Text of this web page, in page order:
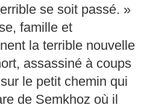
se soit passé. »
famille et
la terrible nouvelle
assassiné à coups
le petit chemin qui
de Semkhoz où il